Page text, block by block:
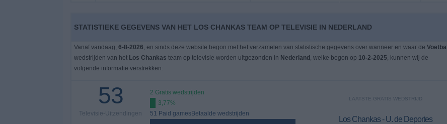
STATISTIEKE GEGEVENS VAN HET LOS CHANKAS TEAM OP TELEVISIE IN NEDERLAND
Vanaf vandaag, 6-8-2026, en sinds deze website begon met het verzamelen van statistische gegevens over wanneer en waar de Voetbal
wedstrijden van het Los Chankas team op televisie worden uitgezonden in Nederland , welke begon op 10-2-2025, kunnen wij de
volgende informatie verstrekken:
53
Televisie-Uitzendingen
2 Gratis wedstrijden
3,77%
51 Paid gamesBetaalde wedstrijden
LAATSTE GRATIS WEDSTRIJD
Los Chankas - U. de Deportes